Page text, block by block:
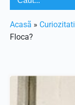
Acasã » Curiozitati
Floca?